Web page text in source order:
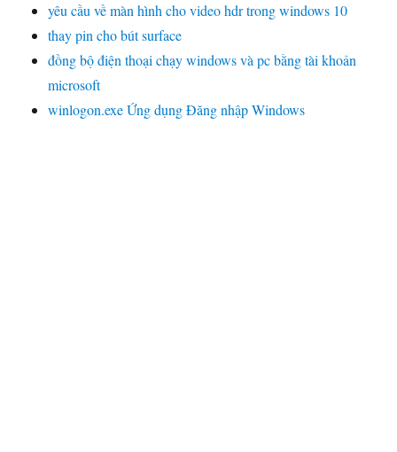
yêu cầu về màn hình cho video hdr trong windows 10
thay pin cho bút surface
đồng bộ điện thoại chạy windows và pc bằng tài khoản
microsoft
winlogon.exe Ứng dụng Đăng nhập Windows